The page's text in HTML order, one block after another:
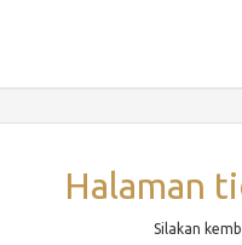
Halaman
Silakan